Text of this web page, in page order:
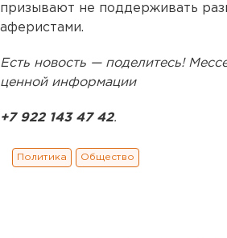
призывают не поддерживать
аферистами.
Есть новость — поделитесь!
ценной информации
+7 922 143 47 42.
Политика Общество